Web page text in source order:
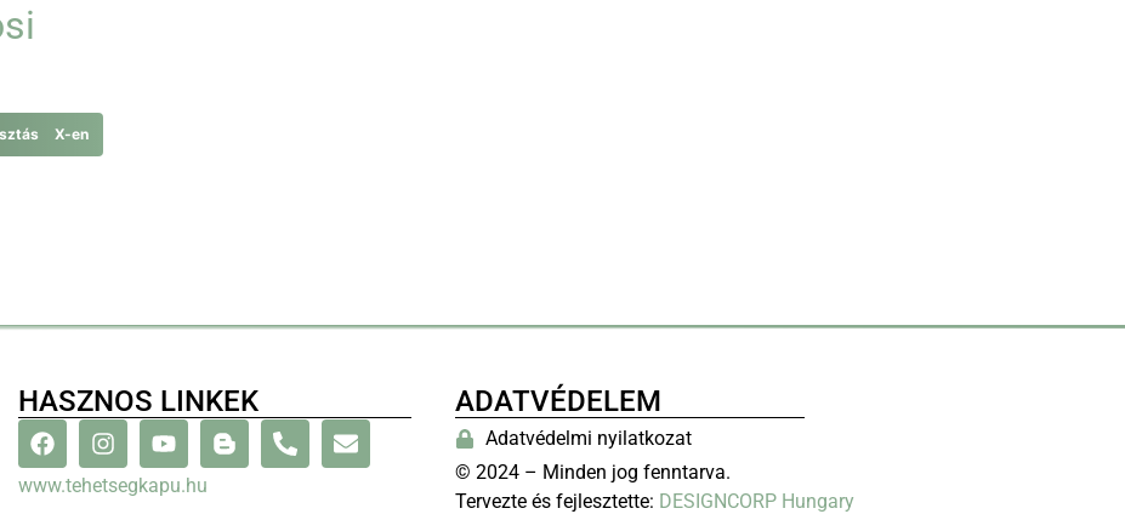
X-en
HASZNOS LINKEK
www.tehetsegkapu.hu
ADATVÉDELEM
Adatvédelmi nyilatkozat
© 2024 – Minden jog fenntarva.
Tervezte és fejlesztette: DESIGNCORP Hungary